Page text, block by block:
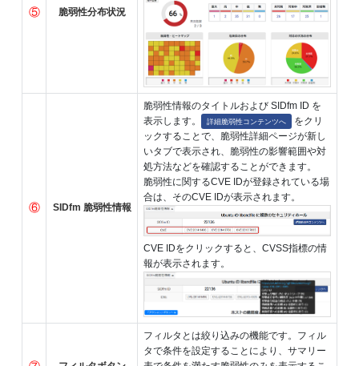
⑤ 脆弱性分布状況
⑥ SIDfm 脆弱性情報
脆弱性情報のタイトルおよび SIDfm ID を
表示します。
詳細脆弱性コンテンツへ
をクリ
ックすることで、脆弱性詳細ページが新し
いタブで表示され、脆弱性の影響範囲や対
処方法などを確認することができます。
脆弱性に関するCVE IDが登録されている場
合は、そのCVE IDが表示されます。
CVE IDをクリックすると、CVSS指標の情
報が表示されます。
フィルタとは絞り込みの機能です。フィル
タで条件を設定することにより、サマリー